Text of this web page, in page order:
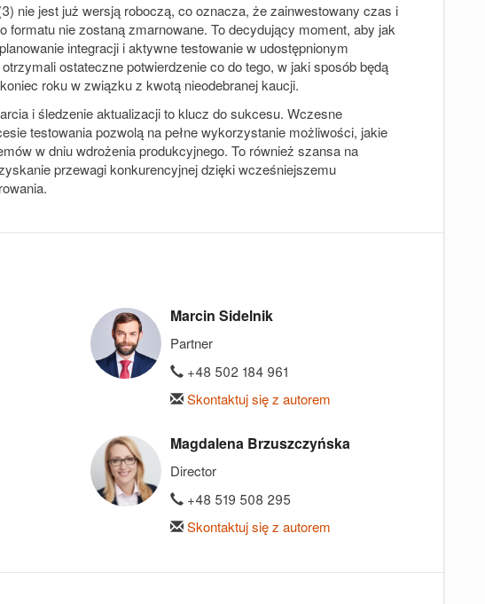
nie jest już wersją roboczą, co oznacza, że zainwestowany czas i
nie zostaną zmarnowane. To decydujący moment, aby jak
integracji i aktywne testowanie w udostępnionym
ostateczne potwierdzenie co do tego, w jaki sposób będą
roku w związku z kwotą nieodebranej kaucji.
i śledzenie aktualizacji to klucz do sukcesu. Wczesne
testowania pozwolą na pełne wykorzystanie możliwości, jakie
w dniu wdrożenia produkcyjnego. To również szansa na
przewagi konkurencyjnej dzięki wcześniejszemu
Marcin Sidelnik
Partner
+48 502 184 961
Skontaktuj się z autorem
Magdalena Brzuszczyńska
Director
+48 519 508 295
Skontaktuj się z autorem